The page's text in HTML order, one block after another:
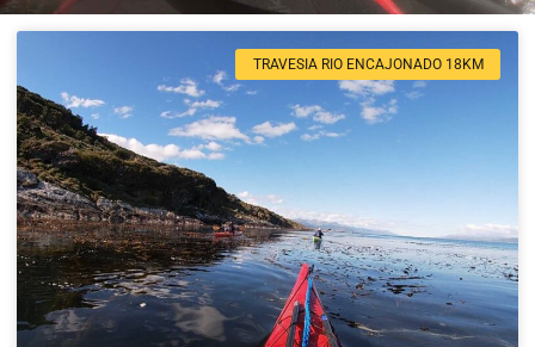
TRAVESIA RIO ENCAJONADO 18KM